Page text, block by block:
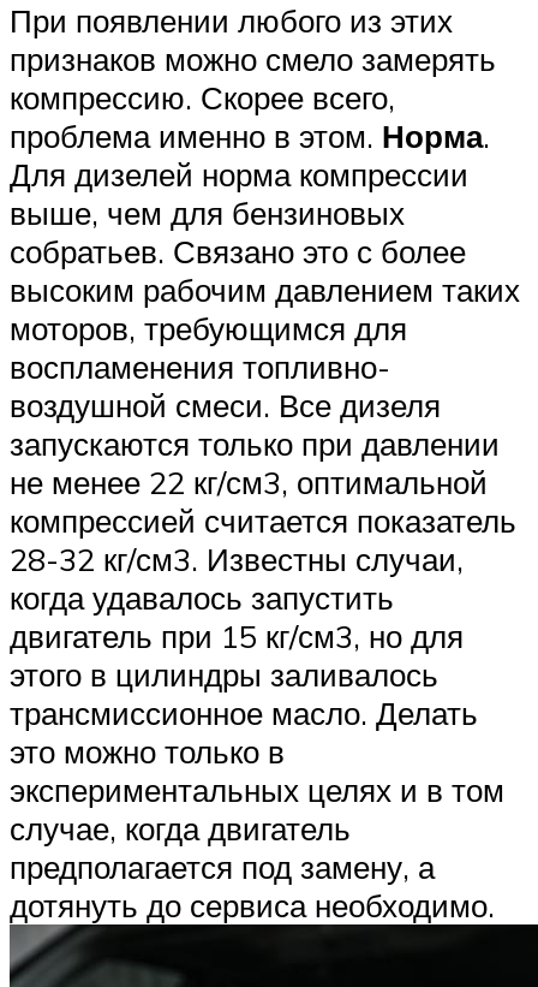
При появлении любого из этих
признаков можно смело замерять
компрессию. Скорее всего,
проблема именно в этом. Норма.
Для дизелей норма компрессии
выше, чем для бензиновых
собратьев. Связано это с более
высоким рабочим давлением таких
моторов, требующимся для
воспламенения топливно-
воздушной смеси. Все дизеля
запускаются только при давлении
не менее 22 кг/см3, оптимальной
компрессией считается показатель
28-32 кг/см3. Известны случаи,
когда удавалось запустить
двигатель при 15 кг/см3, но для
этого в цилиндры заливалось
трансмиссионное масло. Делать
это можно только в
экспериментальных целях и в том
случае, когда двигатель
предполагается под замену, а
дотянуть до сервиса необходимо.